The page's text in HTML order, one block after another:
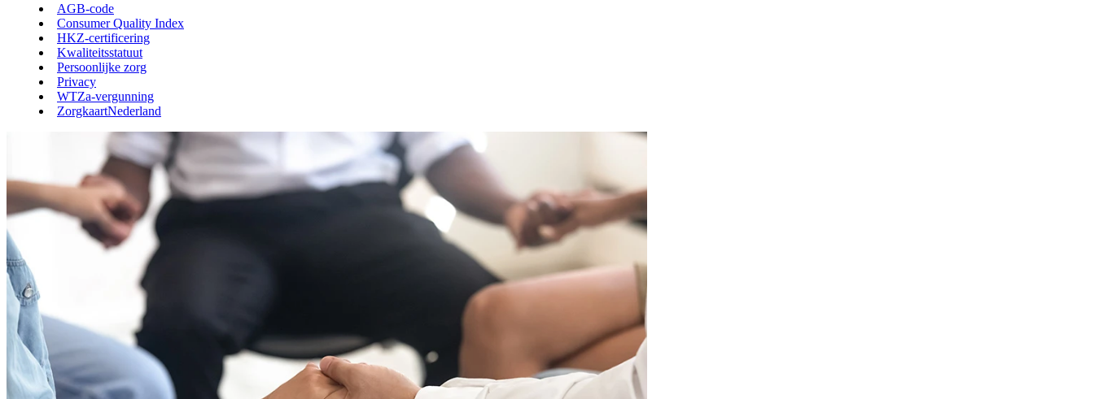
AGB-code
Consumer Quality Index
HKZ-certificering
Kwaliteitsstatuut
Persoonlijke zorg
Privacy
WTZa-vergunning
ZorgkaartNederland